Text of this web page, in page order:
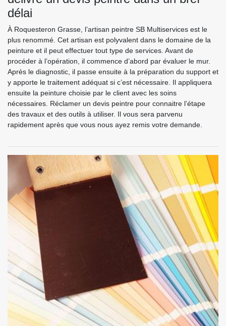
délai
À Roquesteron Grasse, l’artisan peintre SB Multiservices est le
plus renommé. Cet artisan est polyvalent dans le domaine de la
peinture et il peut effectuer tout type de services. Avant de
procéder à l’opération, il commence d’abord par évaluer le mur.
Après le diagnostic, il passe ensuite à la préparation du support et
y apporte le traitement adéquat si c’est nécessaire. Il appliquera
ensuite la peinture choisie par le client avec les soins
nécessaires. Réclamer un devis peintre pour connaitre l’étape
des travaux et des outils à utiliser. Il vous sera parvenu
rapidement après que vous nous ayez remis votre demande.